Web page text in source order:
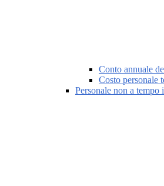
Conto annuale
Costo personale
Personale non a tempo